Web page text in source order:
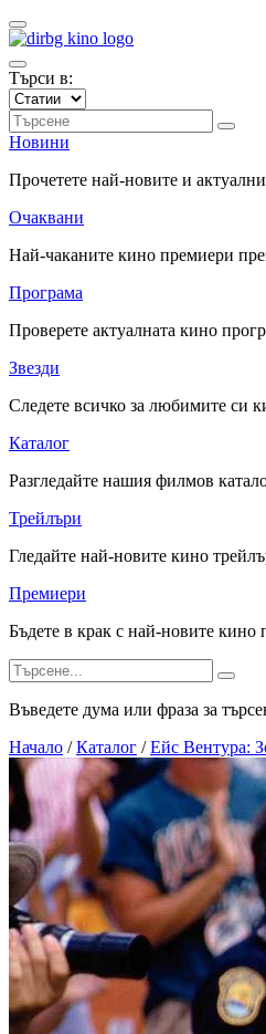
Търси в:
Новини
Прочетете най-новите и
Очаквани
Най-чаканите кино премиери
Програма
Проверете актуалната кино
Звезди
Следете всичко за любимите си
Каталог
Разгледайте нашия филмов
Трейлъри
Гледайте най-новите кино
Премиери
Бъдете в крак с най-новите кино
Въведете дума или фраза за
Начало / Каталог / Ейс Вентура: